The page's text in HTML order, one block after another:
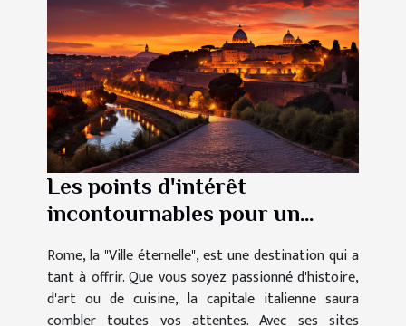
Les points d'intérêt
incontournables pour un
Rome, la "Ville éternelle", est une destination qui a
tant à offrir. Que vous soyez passionné d'histoire,
d'art ou de cuisine, la capitale italienne saura
combler toutes vos attentes. Avec ses sites